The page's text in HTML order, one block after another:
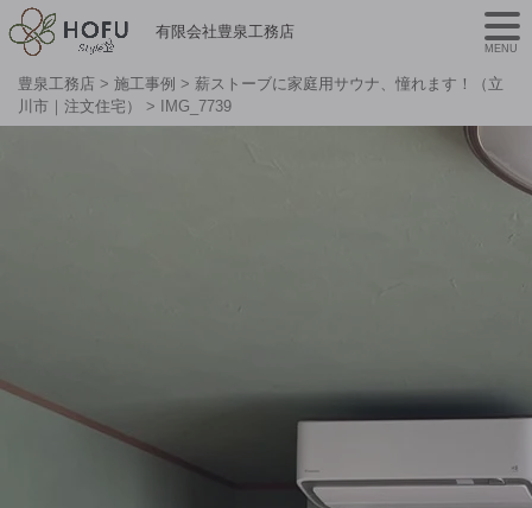
有限会社豊泉工務店
豊泉工務店 > 施工事例 > 薪ストーブに家庭用サウナ、憧れます！（立
川市｜注文住宅）
> IMG_7739
MENU